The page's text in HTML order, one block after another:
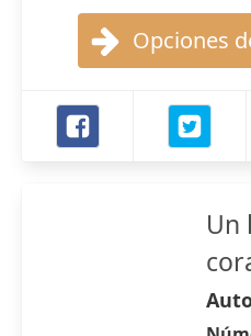
Opciones
Un